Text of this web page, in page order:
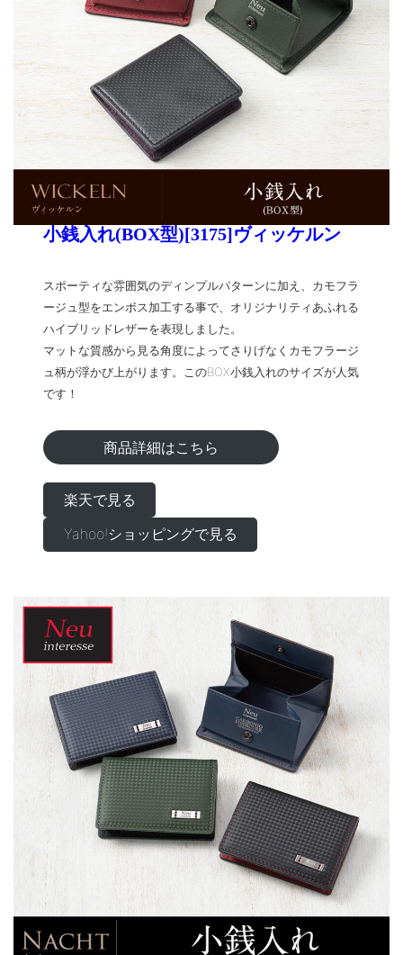
小銭入れ(BOX型)[3175]ヴィッケルン
スポーティな雰囲気のディンプルパターンに加え、カモフラ
ージュ型をエンボス加工する事で、オリジナリティあふれる
ハイブリッドレザーを表現しました。
マットな質感から見る角度によってさりげなくカモフラージ
ュ柄が浮かび上がります。このBOX小銭入れのサイズが人気
です！
商品詳細はこちら
楽天で見る
Yahoo!ショッピングで見る